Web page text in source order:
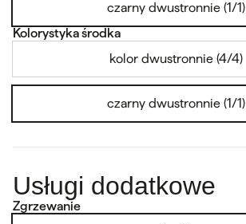
czarny dwustronnie (1/1)
Kolorystyka środka
kolor dwustronnie (4/4)
czarny dwustronnie (1/1)
Usługi dodatkowe
Zgrzewanie